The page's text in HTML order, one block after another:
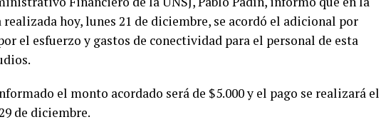
hoy, lunes 21 de diciembre, se acordó el adicional por
el esfuerzo y gastos de conectividad para el personal de esta
el monto acordado será de $5.000 y el pago se realizará el
de diciembre.